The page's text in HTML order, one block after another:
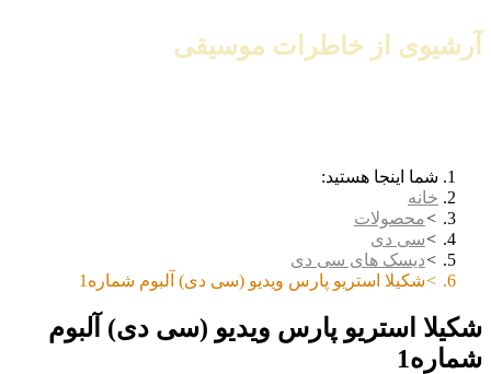
آرشیوی از خاطرات موسیقی
شما اینجا هستید:
خانه
محصولات
سی دی
دیسک های سی دی
شکیلا استریو پارس ویدیو (سی دی) آلبوم شماره1
شکیلا استریو پارس ویدیو (سی دی) آلبوم
شماره1